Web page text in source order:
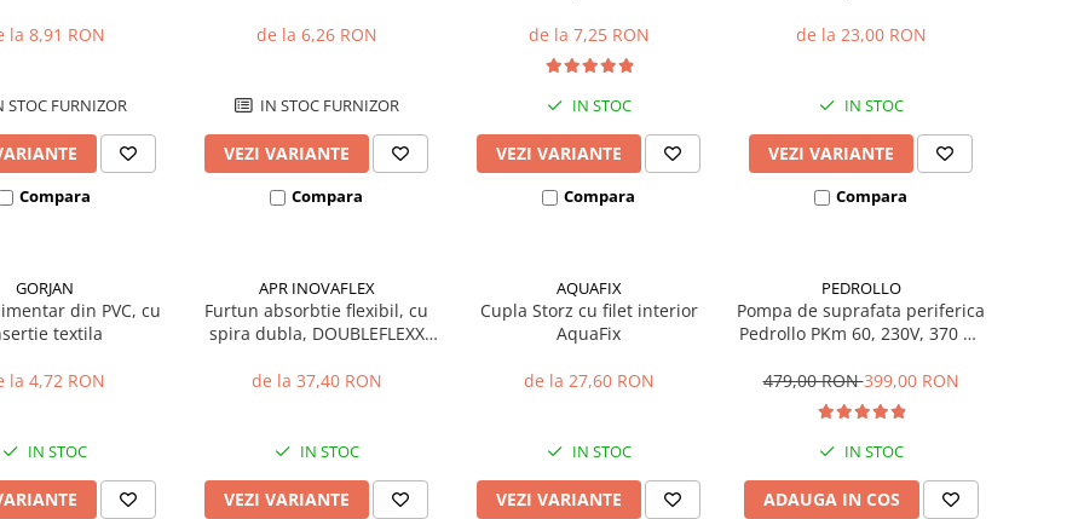
la 8,91 RON
STOC FURNIZOR
Compara
de la 6,26 RON
IN STOC FURNIZOR
VEZI VARIANTE
Compara
de la 7,25 RON
IN STOC
VEZI VARIANTE
Compara
de la 23,00 RON
IN STOC
VEZI VARIANTE
Compara
GORJAN
din PVC, cu
textila
la 4,72 RON
IN STOC
APR INOVAFLEX
Furtun absorbtie flexibil, cu
spira dubla, DOUBLEFLEXX
de la 37,40 RON
IN STOC
VEZI VARIANTE
AQUAFIX
Cupla Storz cu filet interior
AquaFix
de la 27,60 RON
IN STOC
VEZI VARIANTE
PEDROLLO
Pompa de suprafata periferica
Pedrollo PKm 60, 230V, 370 W,
479,00 RON399,00 RON
IN STOC
ADAUGA IN COS